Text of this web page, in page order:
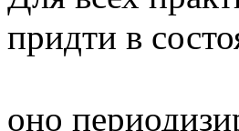
придти в
оно